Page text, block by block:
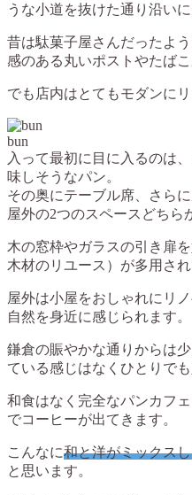
うな小道を抜けた通り沿いに
昔は駄菓子屋さんだったよ
感のある丸いポストやたば
でも店内はとてもモダンに
bun
入って最初に目に入るのは
味しそうなパン。
その奥にテーブル席、さら
屋外の2つのスペースどちら
木の窓枠やガラスの引き扉
木材のリユース）が多用され
屋外は小屋をおしゃれにリ
自然を身近に感じられます。
鎌倉の賑やかな通りからは
ている感じはなくひとりでも
和食はなく完全なパンカフ
でコーヒーが出てきます。
こんなに和と洋がミックス
と思います。